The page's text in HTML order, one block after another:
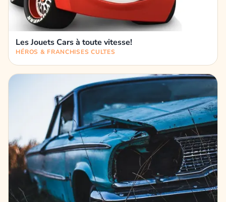
Les Jouets Cars à toute vitesse!
HÉROS & FRANCHISES CULTES